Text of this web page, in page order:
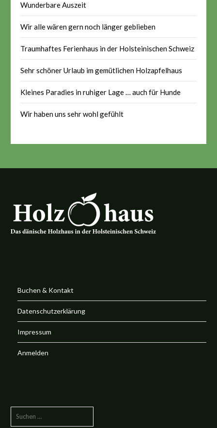
Wunderbare Auszeit
Wir alle wären gern noch länger geblieben
Traumhaftes Ferienhaus in der Holsteinischen Schweiz
Sehr schöner Urlaub im gemütlichen Holzapfelhaus
Kleines Paradies in ruhiger Lage … auch für Hunde
Wir haben uns sehr wohl gefühlt
Buchen & Kontakt
Datenschutzerklärung
Impressum
Anmelden